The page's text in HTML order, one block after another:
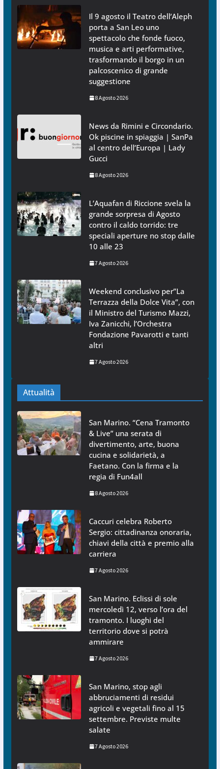
Il 9 agosto il Teatro dell’Aleph
porta a San Leo uno
spettacolo che fonde fuoco,
musica e arti performative,
trasformando il borgo in un
palcoscenico di grande
suggestione
8 Agosto 2026
News da Rimini e Circondario.
Ok piscine in spiaggia | SanPa
al centro dell’Europa | Lady
Gucci
8 Agosto 2026
L’Aquafan di Riccione svela la
grande sorpresa di Agosto
contro il caldo torrido: tre
speciali aperture no stop dalle
10 alle 23
7 Agosto 2026
Weekend conclusivo per”La
Terrazza della Dolce Vita”, con
il Ministro del Turismo Mazzi,
Iva Zanicchi, l’Orchestra
Fondazione Pavarotti e tanti
altri
7 Agosto 2026
Attualità
San Marino. “Cena Tramonto
& Live” una serata di
divertimento, arte, buona
cucina e solidarietà, a
Faetano. Con la firma e la
regia di Fun4all
8 Agosto 2026
Caccuri celebra Roberto
Sergio: cittadinanza onoraria,
chiavi della città e premio alla
carriera
7 Agosto 2026
San Marino. Eclissi di sole
mercoledì 12, verso l’ora del
tramonto. I luoghi del
territorio dove si potrà
ammirare
7 Agosto 2026
San Marino, stop agli
abbruciamenti di residui
agricoli e vegetali fino al 15
settembre. Previste multe
salate
7 Agosto 2026